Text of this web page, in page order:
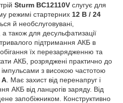
Sturm BC12110V слугує для
режимі стартерних 12 В / 24
й необслуговувані,
, а також для десульфатизації
підтримання АКБ в
їх перезарядженню та
АКБ, розряджені практично до
з високою частотою
A . Має захист від перенапруг і
АКБ від ланцюгів заряду. Від
запобіжником. Конструктивно